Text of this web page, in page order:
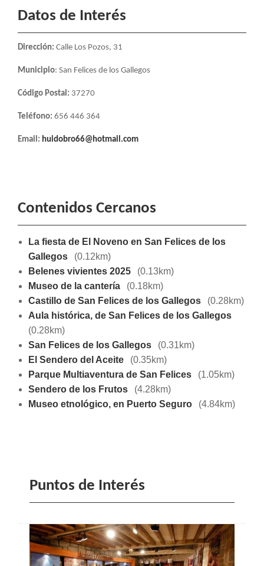
Datos de Interés
Dirección: Calle Los Pozos, 31
Municipio: San Felices de los Gallegos
Código Postal: 37270
Teléfono: 656 446 364
Email: huidobro66@hotmail.com
Contenidos Cercanos
La fiesta de El Noveno en San Felices de los
Gallegos
(0.12km)
Belenes vivientes 2025
(0.13km)
Museo de la cantería
(0.18km)
Castillo de San Felices de los Gallegos
(0.28km)
Aula histórica, de San Felices de los Gallegos
(0.28km)
San Felices de los Gallegos
(0.31km)
El Sendero del Aceite
(0.35km)
Parque Multiaventura de San Felices
(1.05km)
Sendero de los Frutos
(4.28km)
Museo etnológico, en Puerto Seguro
(4.84km)
Puntos de Interés